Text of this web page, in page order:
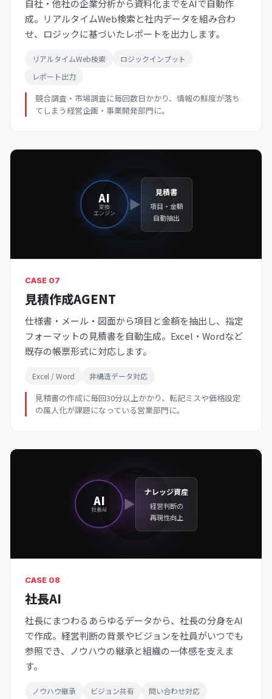
自社・他社の企業分析から資料化までをAIで自動作
成。リアルタイムWeb検索と社内データを組み合わ
せ、ロジックに基づいたレポートを出力します。
リアルタイムWeb検索
ロジックインプット
レポート出力
競合調査・市場調査に毎回数日かかり、情報の鮮度が落ち
てしまう経営企画・事業開発部門に。
AI
変換
エンジン
▶
見積書
項目・金額
自動抽出
CASE 07
見積作成AGENT
仕様書・メール・図面から項目と金額を抽出し、指定
フォーマットの見積書を自動生成。Excel・Wordなど
既存の帳票形式に対応します。
Excel / Word 非構造データ対応
見積書の作成に毎回30分以上かかり、転記ミスや価格設定
の属人化が課題になっている営業部門に。
AI
社長AI ▶
ナレッジ資産
経営判断の
再現性向上
CASE 08
社長AI
社長にまつわるあらゆるデータから、社長の分身をAI
で作成。経営判断の背景やビジョンを社員がいつでも
参照でき、ノウハウの継承と組織の一体感を支えま
す。
ノウハウ継承 ビジョン共有 問い合わせ対応